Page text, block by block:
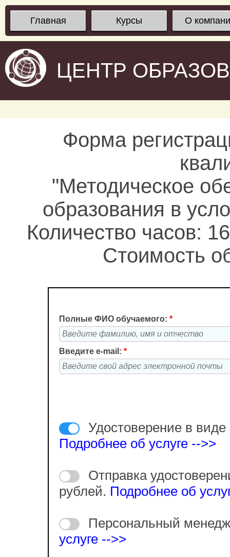
Главная Курсы О
ЦЕНТР
Форма
"Методическое
образования в
Количество часов:
Стоимость
Полные ФИО обучаемого: *
Введите e-mail: *
Удостоверение в виде
Подробнее об услуге -->>
Отправка
рублей. Подробнее об
Персональный
услуге -->>